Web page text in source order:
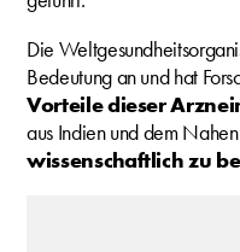
Die
Bedeutung an und hat
Vorteile dieser
aus Indien und dem
wissenschaftlich zu